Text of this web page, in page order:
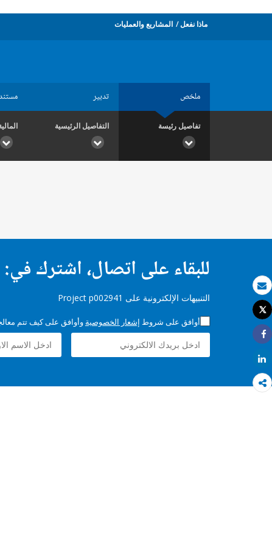
بريد الكتروني
طباعة
Tweet
Share
Share
ماذا نفعل المشاريع والعمليات
ملخص تدبير
تفاصيل رئيسة التفاصيل الرئيسية
للبقاء على اتصال، اشترك في:
التنبيهات الإلكترونية على Project p002941
أوافق على شروط إشعار الخصوصية وأوافق على كيف تتم